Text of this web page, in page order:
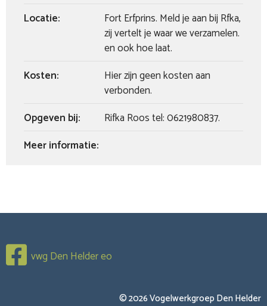
Locatie:
Fort Erfprins. Meld je aan bij Rfka,
zij vertelt je waar we verzamelen.
en ook hoe laat.
Kosten:
Hier zijn geen kosten aan
verbonden.
Opgeven bij:
Rifka Roos tel: 0621980837.
Meer informatie:
vwg Den Helder eo
© 2026 Vogelwerkgroep Den Helder